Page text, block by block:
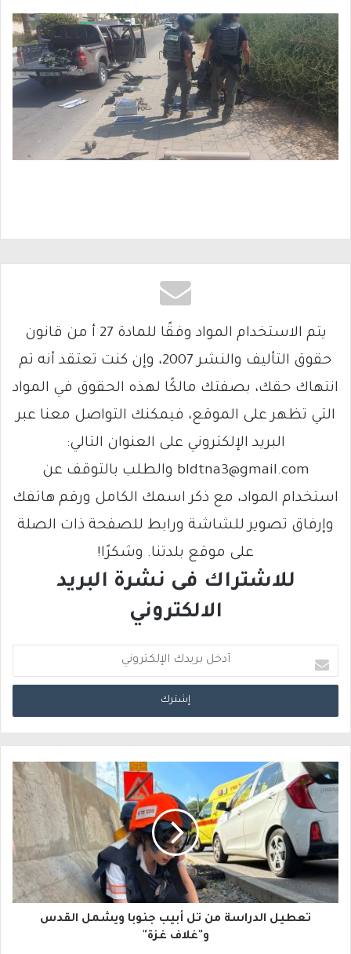
يتم الاستخدام المواد وفقًا للمادة 27 أ من قانون
حقوق التأليف والنشر 2007، وإن كنت تعتقد أنه تم
انتهاك حقك، بصفتك مالكًا لهذه الحقوق في المواد
التي تظهر على الموقع، فيمكنك التواصل معنا عبر
البريد الإلكتروني على العنوان التالي:
bldtna3@gmail.com والطلب بالتوقف عن
استخدام المواد، مع ذكر اسمك الكامل ورقم هاتفك
وإرفاق تصوير للشاشة ورابط للصفحة ذات الصلة
على موقع بلدتنا. وشكرًا!
للاشتراك فى نشرة البريد
الالكتروني
د
خ
ب
ر
ك
ا
تعطيل الدراسة من تل أبيب جنوبا ويشمل القدس
و"غلاف غزة"